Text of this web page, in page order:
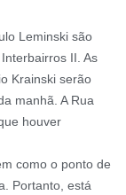
Leminski são
II. As
Krainski serão
manhã. A Rua
houver
como o ponto de
Portanto, está